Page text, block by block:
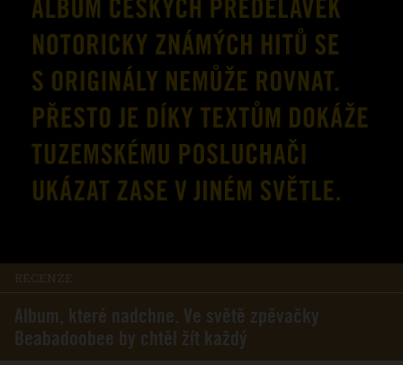
RECENZE
Album, které nadchne. Ve světě zpěvačky
Beabadoobee by chtěl žít každý